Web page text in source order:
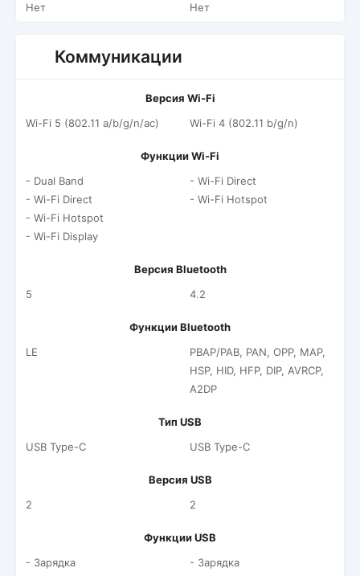
Нет
Нет
Коммуникации
Версия Wi-Fi
Wi-Fi 5 (802.11 a/b/g/n/ac)
Wi-Fi 4 (802.11 b/g/n)
Функции Wi-Fi
- Dual Band
- Wi-Fi Direct
- Wi-Fi Hotspot
- Wi-Fi Display
- Wi-Fi Direct
- Wi-Fi Hotspot
Версия Bluetooth
5
4.2
Функции Bluetooth
LE
PBAP/PAB, PAN, OPP, MAP,
HSP, HID, HFP, DIP, AVRCP,
A2DP
Тип USB
USB Type-C
USB Type-C
Версия USB
2
2
Функции USB
- Зарядка
- Зарядка